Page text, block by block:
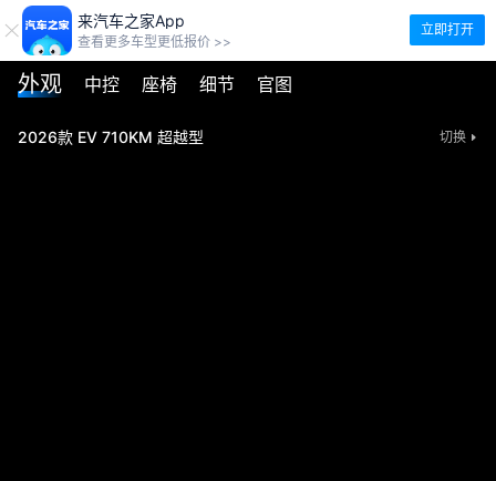
来汽车之家App
查看更多车型更低报价 >>
立即打开
外观 中控 座椅 细节 官图
2026款 EV 710KM 超越型 切换